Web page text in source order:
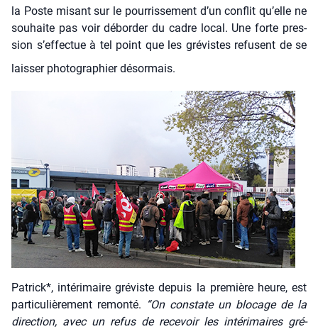
la Poste misant sur le pour­ris­se­ment d’un conflit qu’elle ne
sou­haite pas voir débor­der du cadre local. Une forte pres­
sion s’effectue à tel point que les gré­vistes refusent de se
lais­ser pho­to­gra­phier désor­mais.
Patrick*, inté­ri­maire gré­viste depuis la pre­mière heure, est
par­ti­cu­liè­re­ment remon­té. “On constate un blo­cage de la
direc­tion, avec un refus de rece­voir les inté­ri­maires gré­